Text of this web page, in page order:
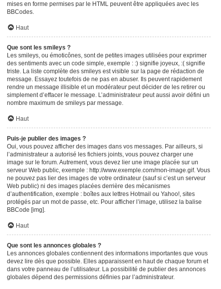
mises en forme permises par le HTML peuvent être appliquées avec les
BBCodes.
Haut
Que sont les smileys ?
Les smileys, ou émoticônes, sont de petites images utilisées pour exprimer
des sentiments avec un code simple, exemple : :) signifie joyeux, :( signifie
triste. La liste complète des smileys est visible sur la page de rédaction de
message. Essayez toutefois de ne pas en abuser. Ils peuvent rapidement
rendre un message illisible et un modérateur peut décider de les retirer ou
simplement d’effacer le message. L’administrateur peut aussi avoir défini un
nombre maximum de smileys par message.
Haut
Puis-je publier des images ?
Oui, vous pouvez afficher des images dans vos messages. Par ailleurs, si
l’administrateur a autorisé les fichiers joints, vous pouvez charger une
image sur le forum. Autrement, vous devez lier une image placée sur un
serveur Web public, exemple : http://www.exemple.com/mon-image.gif. Vous
ne pouvez pas lier des images de votre ordinateur (sauf si c’est un serveur
Web public) ni des images placées derrière des mécanismes
d’authentification, exemple : boîtes aux lettres Hotmail ou Yahoo!, sites
protégés par un mot de passe, etc. Pour afficher l’image, utilisez la balise
BBCode [img].
Haut
Que sont les annonces globales ?
Les annonces globales contiennent des informations importantes que vous
devez lire dès que possible. Elles apparaissent en haut de chaque forum et
dans votre panneau de l’utilisateur. La possibilité de publier des annonces
globales dépend des permissions définies par l’administrateur.